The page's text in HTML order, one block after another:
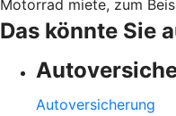
Motorrad miete, zum
Das könnte Sie
Autoversicherung